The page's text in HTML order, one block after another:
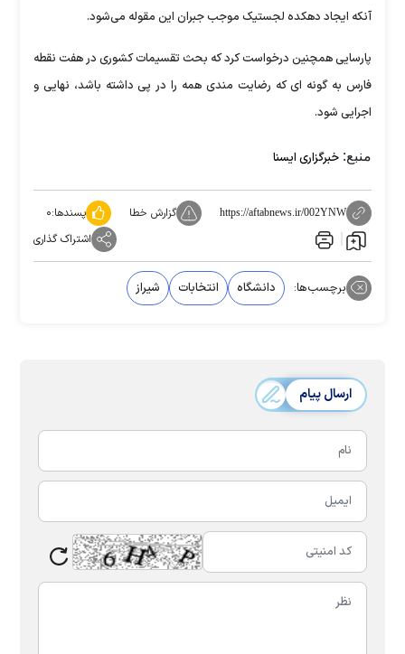
آنکه ایجاد دهکده لجستیک موجب جبران این مقوله می‌شود.
پارسایی همچنین درخواست کرد که بحث تقسیمات کشوری در هفت نقطه
فارس به گونه ای که رضایت مندی همه را در پی داشته باشد، نهایی و
اجرایی شود.
منبع: خبرگزاری ایسنا
https://aftabnews.ir/002YNW گزارش خطا پسندها:۰
اشتراک گذاری
برچسب‌ها: دانشگاه انتخابات شیراز
ارسال پیام